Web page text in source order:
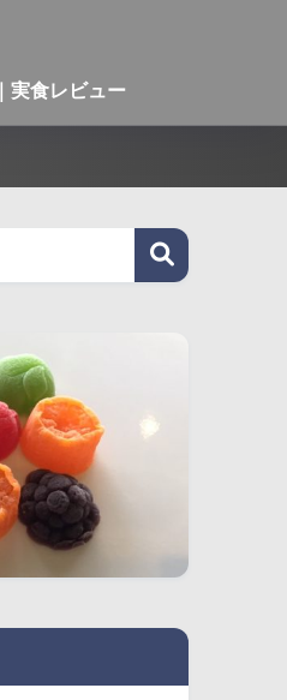
実食レビュー